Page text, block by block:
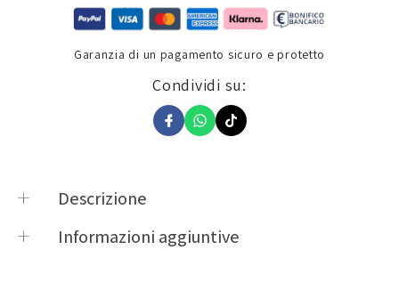
Garanzia di un pagamento sicuro e protetto
Condividi su:
Descrizione
Informazioni aggiuntive